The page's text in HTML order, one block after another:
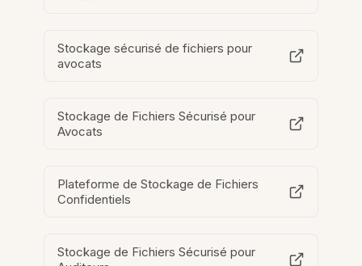
Stockage sécurisé de fichiers pour
avocats
Stockage de Fichiers Sécurisé pour
Avocats
Plateforme de Stockage de Fichiers
Confidentiels
Stockage de Fichiers Sécurisé pour